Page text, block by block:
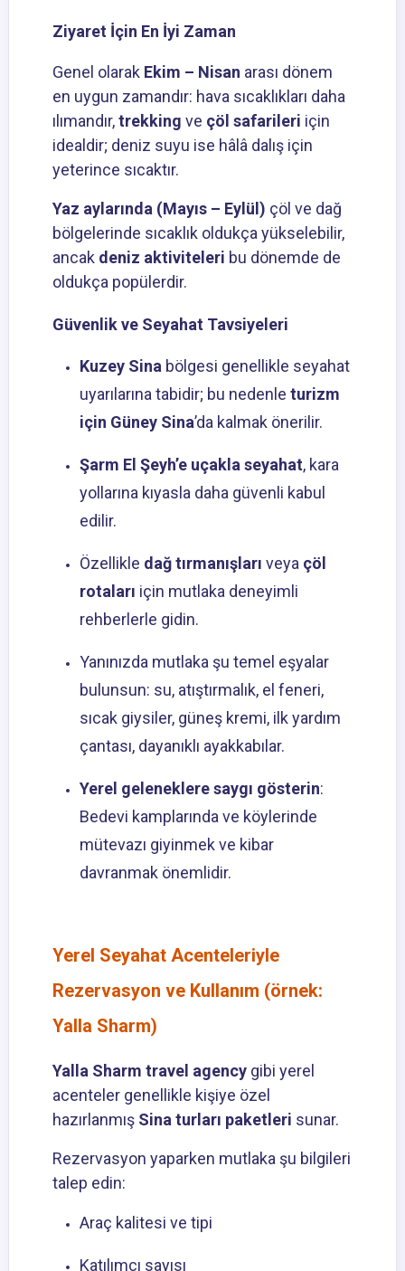
Ziyaret İçin En İyi Zaman
Genel olarak Ekim – Nisan arası dönem
en uygun zamandır: hava sıcaklıkları daha
ılımandır,trekking ve çöl safarileri için
idealdir; deniz suyu ise hâlâ dalış için
yeterince sıcaktır.
Yaz aylarında (Mayıs – Eylül) çöl ve dağ
bölgelerinde sıcaklık oldukça yükselebilir,
ancak deniz aktiviteleri bu dönemde de
oldukça popülerdir.
Güvenlik ve Seyahat Tavsiyeleri
Kuzey Sina bölgesi genellikle seyahat
uyarılarına tabidir; bu nedenle turizm
için Güney Sina’da kalmak önerilir.
Şarm El Şeyh’e uçakla seyahat, kara
yollarına kıyasla daha güvenli kabul
edilir.
Özellikle dağ tırmanışları veya çöl
rotaları için mutlaka deneyimli
rehberlerle gidin.
Yanınızda mutlaka şu temel eşyalar
bulunsun: su, atıştırmalık, el feneri,
sıcak giysiler, güneş kremi, ilk yardım
çantası, dayanıklı ayakkabılar.
Yerel geleneklere saygı gösterin:
Bedevi kamplarında ve köylerinde
mütevazı giyinmek ve kibar
davranmak önemlidir.
Yerel Seyahat Acenteleriyle
Rezervasyon ve Kullanım (örnek:
Yalla Sharm)
Yalla Sharm travel agency gibi yerel
acenteler genellikle kişiye özel
hazırlanmış Sina turları paketleri sunar.
Rezervasyon yaparken mutlaka şu bilgileri
talep edin:
Araç kalitesi ve tipi
Katılımcı sayısı